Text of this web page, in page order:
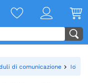
di comunicazione IoT -